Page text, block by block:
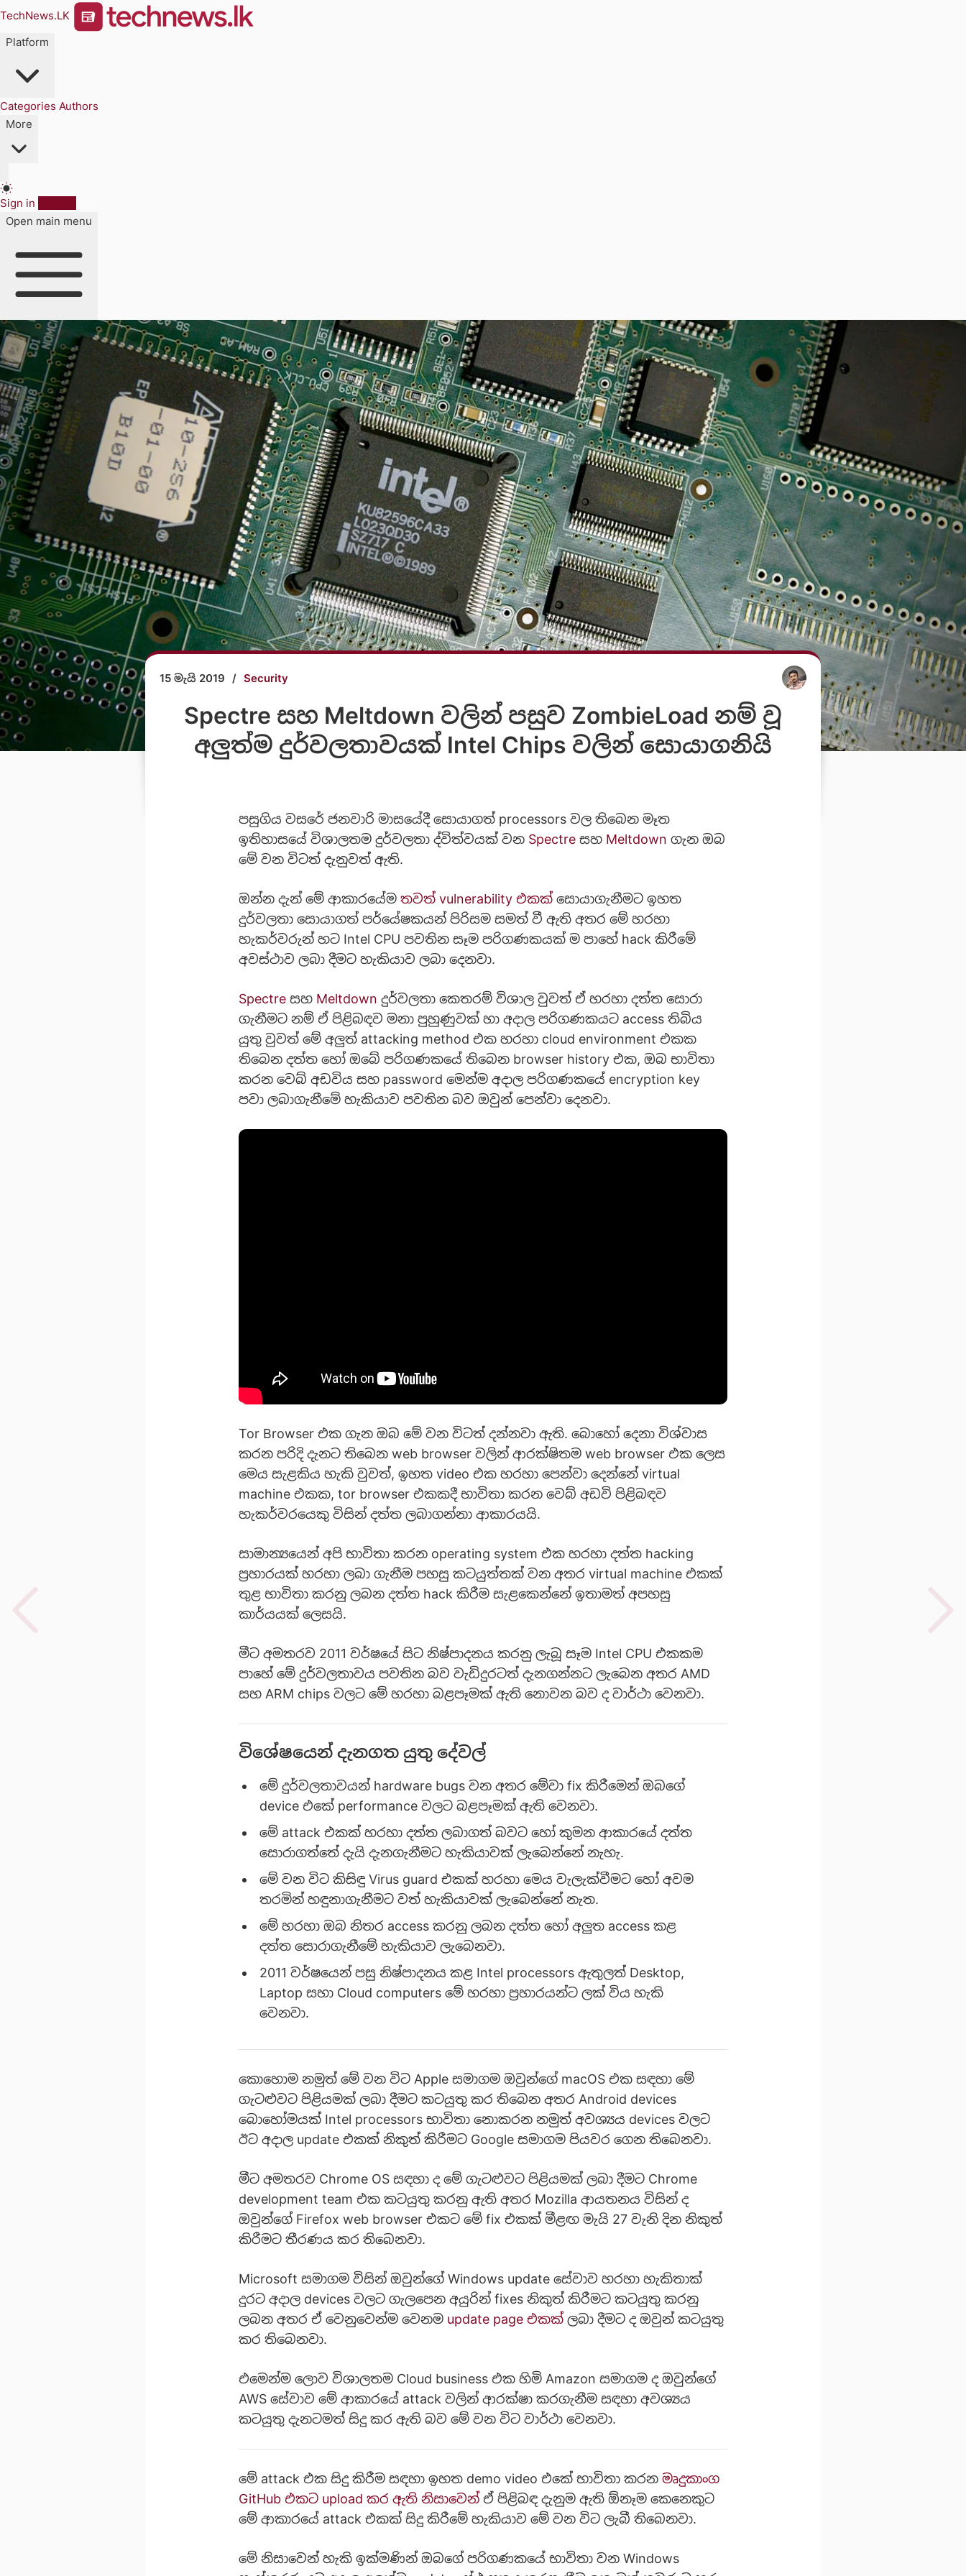
TechNews.LK
Platform
Categories Authors
More
Sign in
Open main menu
15 මැයි 2019 / Security
Spectre සහ Meltdown වලින් පසුව ZombieLoad නම් වූ
අලුත්ම දුර්වලතාවයක් Intel Chips වලින් සොයාගනියි
පසුගිය වසරේ ජනවාරි මාසයේදී සොයාගත් processors වල තිබෙන මෑත
ඉතිහාසයේ විශාලතම දුර්වලතා ද්විත්වයක් වන Spectre සහ Meltdown ගැන ඔබ
මේ වන විටත් දැනුවත් ඇති.
ඔන්න දැන් මේ ආකාරයේම තවත් vulnerability එකක් සොයාගැනීමට ඉහත
දුර්වලතා සොයාගත් පර්යේෂකයන් පිරිසම සමත් වී ඇති අතර මේ හරහා
හැකර්වරුන් හට Intel CPU පවතින සෑම පරිගණකයක් ම පාහේ hack කිරීමේ
අවස්ථාව ලබා දීමට හැකියාව ලබා දෙනවා.
Spectre සහ Meltdown දුර්වලතා කෙතරම් විශාල වුවත් ඒ හරහා දත්ත සොරා
ගැනීමට නම් ඒ පිළිබඳව මනා පුහුණුවක් හා අදාල පරිගණකයට access තිබිය
යුතු වුවත් මේ අලුත් attacking method එක හරහා cloud environment එකක
තිබෙන දත්ත හෝ ඔබේ පරිගණකයේ තිබෙන browser history එක, ඔබ භාවිතා
කරන වෙබ් අඩවිය සහ password මෙන්ම අදාල පරිගණකයේ encryption key
පවා ලබාගැනීමේ හැකියාව පවතින බව ඔවුන් පෙන්වා දෙනවා.
Tor Browser එක ගැන ඔබ මේ වන විටත් දන්නවා ඇති. බොහෝ දෙනා විශ්වාස
කරන පරිදි දැනට තිබෙන web browser වලින් ආරක්ෂිතම web browser එක ‍ලෙස
මෙය සැළකිය හැකි වුවත්, ඉහත video එක හරහා පෙන්වා දෙන්නේ virtual
machine එකක, tor browser එකකදී භාවිතා කරන වෙබ් අඩවි පිළිබඳව
හැකර්වරයෙකු විසින් දත්ත ලබාගන්නා ආකාරයයි.
සාමාන්‍යයෙන් අපි භාවිතා කරන operating system එක හරහා දත්ත hacking
ප්‍රහාරයක් හරහා ලබා ගැනීම පහසු කටයුත්තක් වන අතර virtual machine එකක්
තුළ භාවිතා කරනු ලබන දත්ත hack කිරීම සැළකෙන්නේ ඉතාමත් අපහසු
කාර්යයක් ලෙසයි.
මීට අමතරව 2011 වර්ෂයේ සිට නිෂ්පාදනය කරනු ලැබූ සෑම Intel CPU එකකම
පාහේ මේ දුර්වලතාවය පවතින බව වැඩිදුරටත් දැනගන්නට ලැබෙන අතර AMD
සහ ARM chips වලට මේ හරහා බළපෑමක් ඇති නොවන බව ද වාර්ථා වෙනවා.
විශේෂයෙන් දැනගත යුතු දේවල්
මේ දුර්වලතාවයන් hardware bugs වන අතර මේවා fix කිරීමෙන් ඔබගේ
device එකේ performance වලට බළපෑමක් ඇති වෙනවා.
මේ attack එකක් හරහා දත්ත ලබාගත් බවට හෝ කුමන ආකාරයේ දත්ත
සොරාගත්තේ දැයි දැනගැනීමට හැකියාවක් ලැබෙන්නේ නැහැ.
මේ වන විට කිසිඳු Virus guard එකක් හරහා මෙය වැලැක්වීමට හෝ අවම
තරමින් හඳුනාගැනීමට වත් හැකියාවක් ලැබෙන්නේ නැත.
මේ හරහා ඔබ නිතර access කරනු ලබන දත්ත හෝ අලුත access කළ
දත්ත සොරාගැනීමේ හැකියාව ලැබෙනවා.
2011 වර්ෂයෙන් පසු නිෂ්පාදනය කළ Intel processors ඇතුලත් Desktop,
Laptop සහා Cloud computers මේ හරහා ප්‍රහාරයන්ට ලක් විය හැකි
වෙනවා.
කොහොම නමුත් මේ වන විට Apple සමාගම ඔවුන්ගේ macOS එක සඳහා මේ
ගැටළුවට පිළියමක් ලබා දීමට කටයුතු කර තිබෙන අතර Android devices
බොහෝමයක් Intel processors භාවිතා නොකරන නමුත් අවශ්‍යය devices වලට
ඊට අදාල update එකක් නිකුත් කිරීමට Google සමාගම පියවර ගෙන තිබෙනවා.
මීට අමතරව Chrome OS සඳහා ද මේ ගැටළුවට පිළියමක් ලබා දීමට Chrome
development team එක කටයුතු කරනු ඇති අතර Mozilla ආයතනය විසින් ද
ඔවුන්ගේ Firefox web browser එකට මේ fix එකක් මීළඟ මැයි 27 වැනි දින නිකුත්
කිරීමට තීරණය කර තිබෙනවා.
Microsoft සමාගම විසින් ඔවුන්ගේ Windows update සේවාව හරහා හැකිතාක්
දුරට අදාල devices වලට ගැලපෙන අයුරින් fixes නිකුත් කිරීමට කටයුතු කරනු
ලබන අතර ඒ වෙනුවෙන්ම වෙනම update page එකක් ලබා දීමට ද ඔවුන් කටයුතු
කර තිබෙනවා.
එමෙන්ම ලොව විශාලතම Cloud business එක හිමි Amazon සමාගම ද ඔවුන්ගේ
AWS සේවාව මේ ආකාරයේ attack වලින් ආරක්ෂා කරගැනීම සඳහා අවශ්‍යය
කටයුතු දැනටමත් සිදු කර ඇති බව මේ වන විට වාර්ථා වෙනවා.
මේ attack එක සිදු කිරීම සඳහා ඉහත demo video එකේ භාවිතා කරන මෘදුකාංග
GitHub එකට upload කර ඇති නිසාවෙන් ඒ පිළිබඳ දැනුම ඇති ඕනෑම කෙනෙකුට
මේ ආකාරයේ attack එකක් සිදු කිරීමේ හැකියාව මේ වන විට ලැබී තිබෙනවා.
මේ නිසාවෙන් හැකි ඉක්මණින් ඔබගේ පරිගණකයේ භාවිතා වන Windows